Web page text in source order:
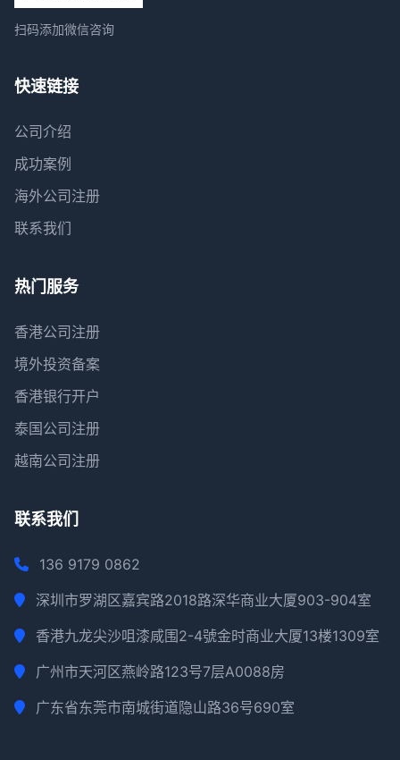
扫码添加微信咨询
快速链接
公司介绍
成功案例
海外公司注册
联系我们
热门服务
香港公司注册
境外投资备案
香港银行开户
泰国公司注册
越南公司注册
联系我们
136 9179 0862
深圳市罗湖区嘉宾路2018路深华商业大厦903-904室
香港九龙尖沙咀漆咸围2-4號金时商业大厦13楼1309室
广州市天河区燕岭路123号7层A0088房
广东省东莞市南城街道隐山路36号690室